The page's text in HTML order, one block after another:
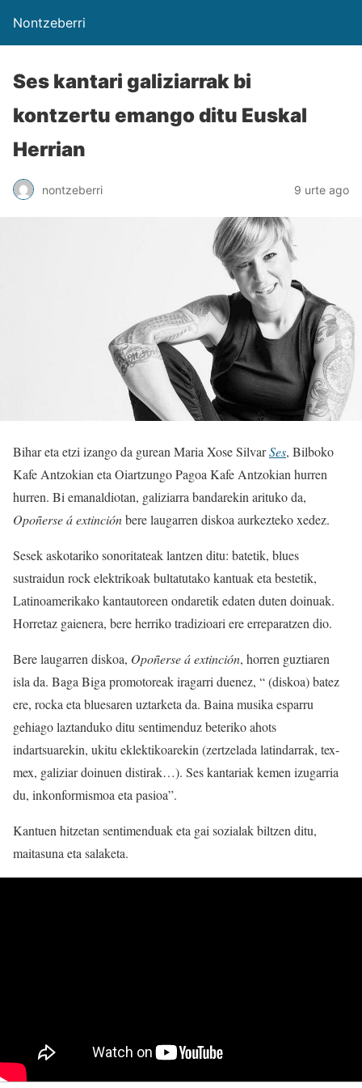
Nontzeberri
Ses kantari galiziarrak bi
kontzertu emango ditu Euskal
Herrian
nontzeberri 9 urte ago
Bihar eta etzi izango da gurean Maria Xose SilvarSes, Bilboko
Kafe Antzokian eta Oiartzungo Pagoa Kafe Antzokian hurren
hurren. Bi emanaldiotan, galiziarra bandarekin arituko da,
Opoñerse á extinciónbere laugarren diskoa aurkezteko xedez.
Sesek askotariko sonoritateak lantzen ditu: batetik, blues
sustraidun rock elektrikoak bultatutako kantuak eta bestetik,
Latinoamerikako kantautoreen ondaretik edaten duten doinuak.
Horretaz gaienera, bere herriko tradizioari ere erreparatzen dio.
Bere laugarren diskoa, Opoñerse á extinción, horren guztiaren
isla da. Baga Biga promotoreak iragarri duenez, “ (diskoa) batez
ere, rocka eta bluesaren uztarketa da. Baina musika esparru
gehiago laztanduko ditu sentimenduz beteriko ahots
indartsuarekin, ukitu eklektikoarekin (zertzelada latindarrak, tex-
mex, galiziar doinuen distirak…). Ses kantariak kemen izugarria
du, inkonformismoa eta pasioa”.
Kantuen hitzetan sentimenduak eta gai sozialak biltzen ditu,
maitasuna eta salaketa.